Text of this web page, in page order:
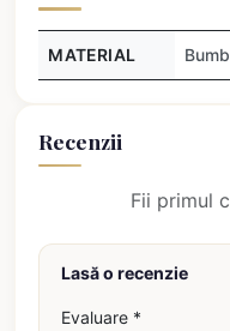
MATERIAL
Recenzii
Fii primul
Lasă o recenzie
Evaluare *